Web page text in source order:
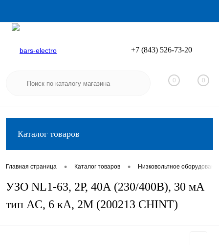
Вход
+7 (843) 526-73-20
0 0
Каталог товаров
Главная страница • Каталог товаров • Низковольтное
УЗО NL1-63, 2P, 40А (230/400В), 30 мА
тип AC, 6 кА, 2М (200213 CHINT)